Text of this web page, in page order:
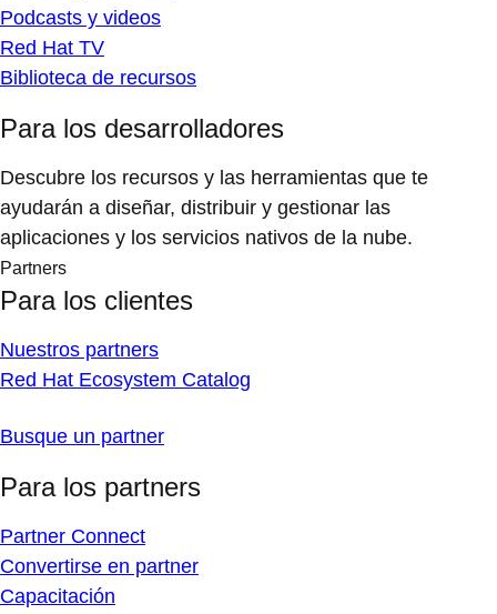
Podcasts y videos
Red Hat TV
Biblioteca de recursos
Para los desarrolladores
Descubre los recursos y las herramientas que te
ayudarán a diseñar, distribuir y gestionar las
aplicaciones y los servicios nativos de la nube.
Partners
Para los clientes
Nuestros partners
Red Hat Ecosystem Catalog
Busque un partner
Para los partners
Partner Connect
Convertirse en partner
Capacitación